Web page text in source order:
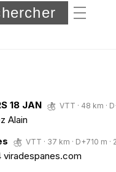
dossiers
18 JAN VTT · 48 km ·
Alain
VTT · 37 km · D+710 m ·